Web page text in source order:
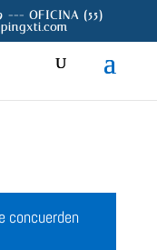
--- OFICINA (55)
concuerden